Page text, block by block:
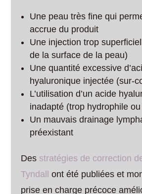
Une peau très fine qui
accrue du produit
Une injection trop
de la surface de la peau)
Une quantité excessive
hyaluronique injectée (sur-
L’utilisation d’un acide
inadapté (trop hydrophile
Un mauvais drainage
préexistant
Des stratégies de correction
Tyndall
ont été publiées et
prise en charge précoce